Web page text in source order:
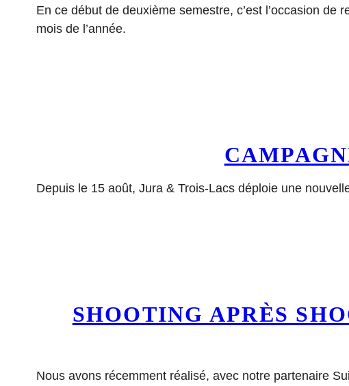
En ce début de deuxième semestre, c’est l’occasion
mois de l’année.
Depuis le 15 août, Jura & Trois-Lacs déploie une
SHOOTING APRÈS
Nous avons récemment réalisé, avec notre partenaire